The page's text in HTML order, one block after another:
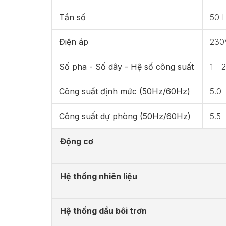
Tần số 50
Điện áp
Số pha - Số dây - Hệ số công suất 1 -
Công suất định mức (50Hz/60Hz) 5.0
Công suất dự phòng (50Hz/60Hz) 5.5
Động cơ
Hệ thống nhiên liệu
Hệ thống dầu bôi trơn